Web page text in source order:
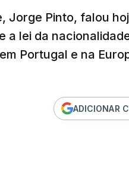
Jorge Pinto, falou
a lei da
Portugal e na
ADICIONAR